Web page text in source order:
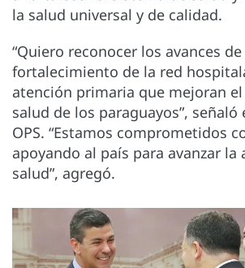
la salud universal y de calidad.
“Quiero reconocer los avances
fortalecimiento de la red
atención primaria que mejoran el
salud de los paraguayos”,
OPS. “Estamos comprometidos
apoyando al país para avanzar la
salud”, agregó.